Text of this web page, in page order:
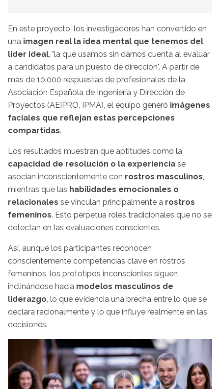
En este proyecto, los investigadores han convertido en
una imagen real la idea mental que tenemos del
líder ideal, "la que usamos sin darnos cuenta al evaluar
a candidatos para un puesto de dirección". A partir de
más de 10.000 respuestas de profesionales de la
Asociación Española de Ingeniería y Dirección de
Proyectos (AEIPRO, IPMA), el equipo generó imágenes
faciales que reflejan estas percepciones
compartidas.
Los resultados muestran que aptitudes como la
capacidad de resolución o la experiencia se
asocian inconscientemente con rostros masculinos,
mientras que las habilidades emocionales o
relacionales se vinculan principalmente a rostros
femeninos. Esto perpetúa roles tradicionales que no se
detectan en las evaluaciones conscientes.
Así, aunque los participantes reconocen
conscientemente competencias clave en rostros
femeninos, los prototipos inconscientes siguen
inclinándose hacia modelos masculinos de
liderazgo, lo que evidencia una brecha entre lo que se
declara racionalmente y lo que influye realmente en las
decisiones.